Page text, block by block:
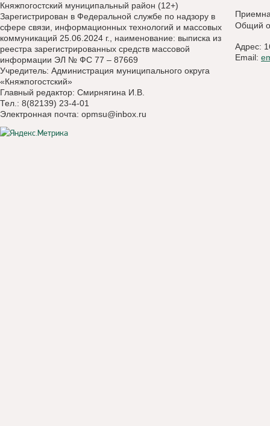
Княжпогостский муниципальный район (12+)
Зарегистрирован в Федеральной службе по надзору в
сфере связи, информационных технологий и массовых
коммуникаций 25.06.2024 г., наименование: выписка из
реестра зарегистрированных средств массовой
информации ЭЛ № ФС 77 – 87669
Учредитель: Администрация муниципального округа
«Княжпогостский»
Главный редактор: Смирнягина И.В.
Тел.: 8(82139) 23-4-01
Электронная почта: opmsu@inbox.ru
Общий
Адрес:
Email: